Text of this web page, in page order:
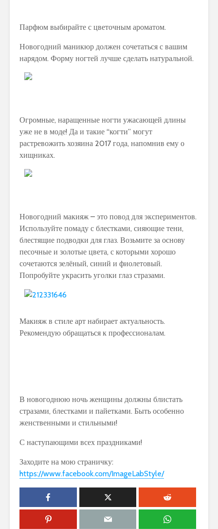
Парфюм выбирайте с цветочным ароматом.
Новогодний маникюр должен сочетаться с вашим
нарядом. Форму ногтей лучше сделать натуральной.
Огромные, наращенные ногти ужасающей длины
уже не в моде! Да и такие “когти” могут
растревожить хозяина 2017 года, напомнив ему о
хищниках.
Новогодний макияж – это повод для экспериментов.
Используйте помаду с блестками, сияющие тени,
блестящие подводки для глаз. Возьмите за основу
песочные и золотые цвета, с которыми хорошо
сочетаются зелёный, синий и фиолетовый.
Попробуйте украсить уголки глаз стразами.
Макияж в стиле арт набирает актуальность.
Рекомендую обращаться к профессионалам.
В новогоднюю ночь женщины должны блистать
стразами, блестками и пайетками. Быть особенно
женственными и стильными!
С наступающими всех праздниками!
Заходите на мою страничку:
https://www.facebook.com/ImageLabStyle/